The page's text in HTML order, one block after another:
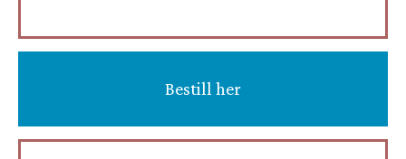
Bestill her